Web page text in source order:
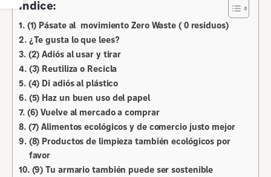
Índice:
(1) Pásate al movimiento Zero Waste ( 0 residuos)
¿Te gusta lo que lees?
(2) Adiós al usar y tirar
(3) Reutiliza o Recicla
(4) Di adiós al plástico
(5) Haz un buen uso del papel
(6) Vuelve al mercado a comprar
(7) Alimentos ecológicos y de comercio justo mejor
(8) Productos de limpieza también ecológicos por
favor
(9) Tu armario también puede ser sostenible